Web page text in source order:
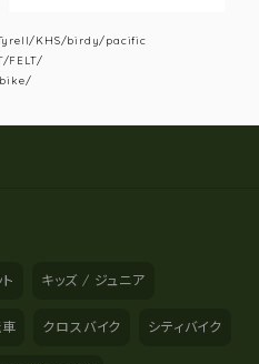
Tyrell/KHS/birdy/pacific
FELT/
キッズ / ジュニア
クロスバイク シティバイク